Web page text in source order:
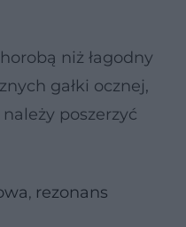
niż łagodny
gałki ocznej,
poszerzyć
, rezonans